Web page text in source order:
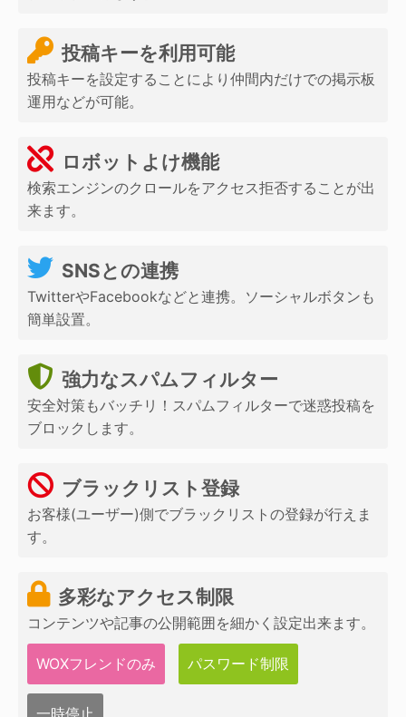
投稿キーを利用可能
投稿キーを設定することにより仲間内だけでの掲示板
運用などが可能。
ロボットよけ機能
検索エンジンのクロールをアクセス拒否することが出
来ます。
SNSとの連携
TwitterやFacebookなどと連携。ソーシャルボタンも
簡単設置。
強力なスパムフィルター
安全対策もバッチリ！スパムフィルターで迷惑投稿を
ブロックします。
ブラックリスト登録
お客様(ユーザー)側でブラックリストの登録が行えま
す。
多彩なアクセス制限
コンテンツや記事の公開範囲を細かく設定出来ます。
WOXフレンドのみ パスワード制限
一時停止